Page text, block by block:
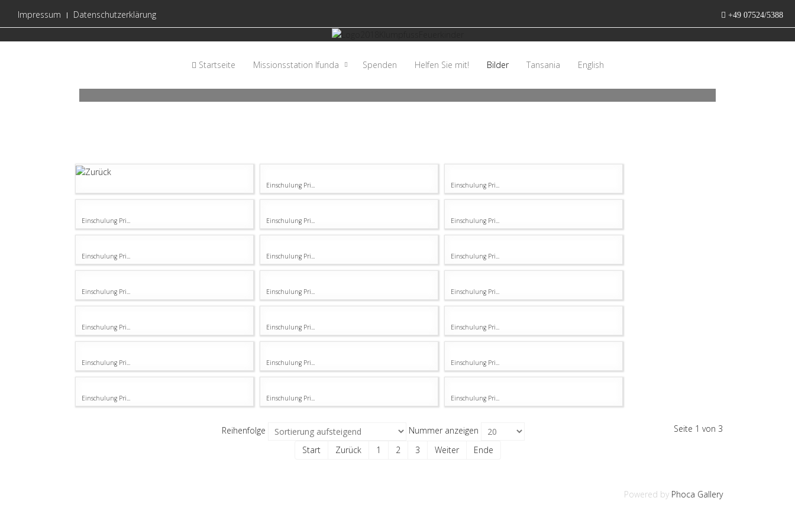
Impressum Datenschutzerklärung +49 07524/5388
Startseite Missionsstation Ifunda Spenden Helfen Sie mit! Bilder Tansania English
Bilder Galerie
Einschulung Pri... Einschulung Pri...
Einschulung Pri... Einschulung Pri... Einschulung Pri...
Einschulung Pri... Einschulung Pri... Einschulung Pri...
Einschulung Pri... Einschulung Pri... Einschulung Pri...
Einschulung Pri... Einschulung Pri... Einschulung Pri...
Einschulung Pri... Einschulung Pri... Einschulung Pri...
Einschulung Pri... Einschulung Pri... Einschulung Pri...
Reihenfolge Nummer anzeigen
Seite 1 von 3
Start
Zurück 1 2 3 Weiter Ende
Powered by Phoca Gallery